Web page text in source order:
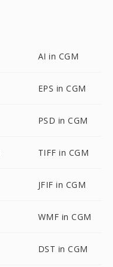
AI in CGM
EPS in CGM
PSD in CGM
TIFF in CGM
JFIF in CGM
WMF in CGM
DST in CGM